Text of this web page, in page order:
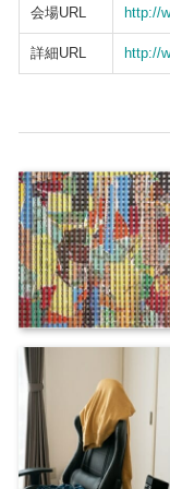
会場URL http://
詳細URL http://